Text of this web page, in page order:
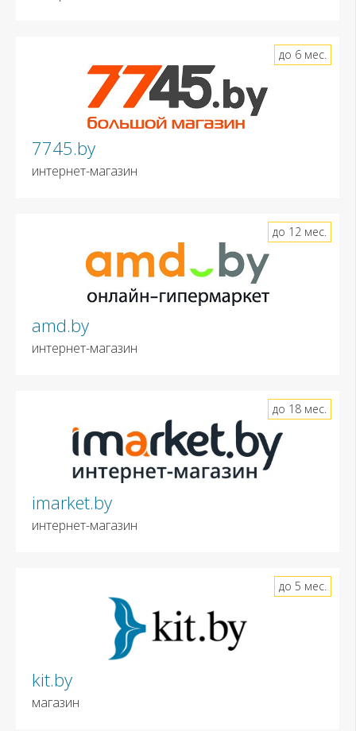
7745.by
интернет-магазин
до 6 мес.
amd.by
интернет-магазин
до 12 мес.
imarket.by
интернет-магазин
до 18 мес.
kit.by
магазин
до 5 мес.